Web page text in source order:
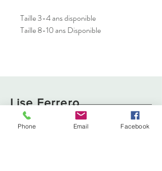
Taille 3-4 ans disponible
Taille 8-10 ans Disponible
Lise Ferrero
Phone Email Facebook